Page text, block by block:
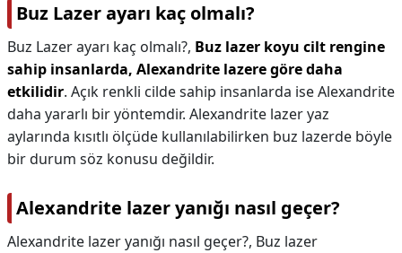
Buz Lazer ayarı kaç olmalı?
Buz Lazer ayarı kaç olmalı?, Buz lazer koyu cilt rengine
sahip insanlarda, Alexandrite lazere göre daha
etkilidir. Açık renkli cilde sahip insanlarda ise Alexandrite
daha yararlı bir yöntemdir. Alexandrite lazer yaz
aylarında kısıtlı ölçüde kullanılabilirken buz lazerde böyle
bir durum söz konusu değildir.
Alexandrite lazer yanığı nasıl geçer?
Alexandrite lazer yanığı nasıl geçer?, Buz lazer